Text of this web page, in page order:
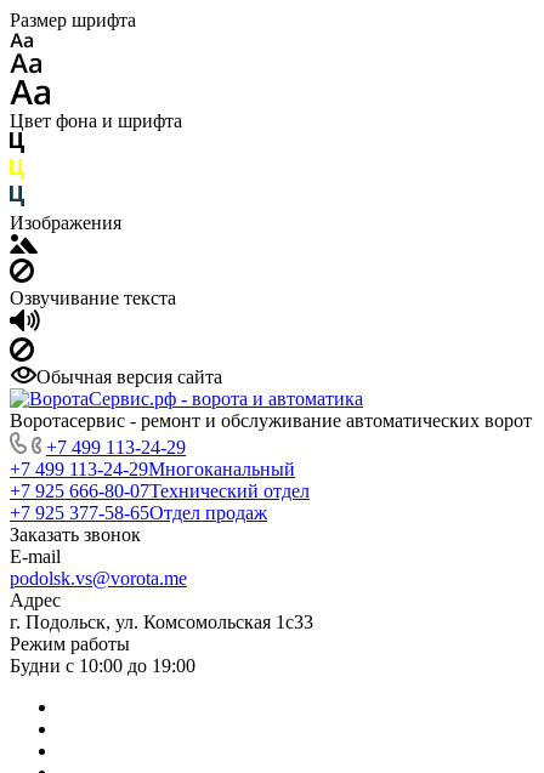
Размер шрифта
Цвет фона и шрифта
Изображения
Озвучивание текста
Обычная версия сайта
Воротасервис - ремонт и обслуживание автоматических ворот
+7 499 113-24-29
+7 499 113-24-29Многоканальный
+7 925 666-80-07Технический отдел
+7 925 377-58-65Отдел продаж
Заказать звонок
E-mail
podolsk.vs@vorota.me
Адрес
г. Подольск, ул. Комсомольская 1с33
Режим работы
Будни с 10:00 до 19:00